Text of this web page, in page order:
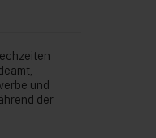
und
der